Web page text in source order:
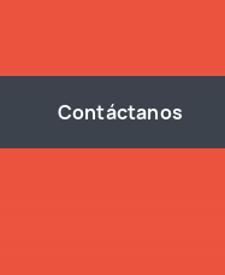
Contáctanos